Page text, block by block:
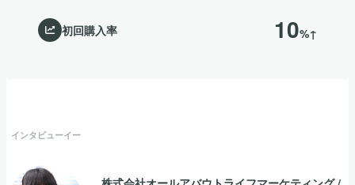
初回購入率 10%↑
インタビューイー